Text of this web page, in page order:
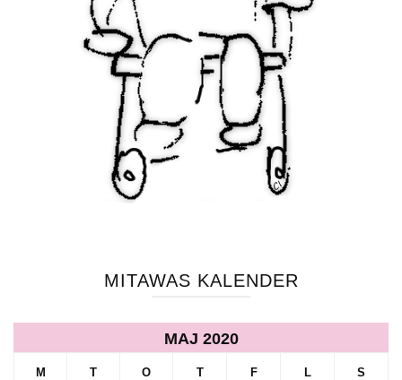
MITAWAS KALENDER
MAJ 2020
M T O T F L S